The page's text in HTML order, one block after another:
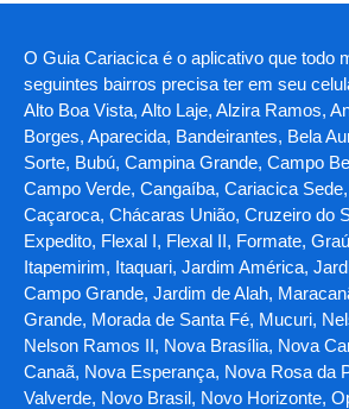
O Guia Cariacica é o aplicativo que todo
seguintes bairros precisa ter em seu
Alto Boa Vista, Alto Laje, Alzira Ramos,
Borges, Aparecida, Bandeirantes, Bela
Sorte, Bubú, Campina Grande, Campo
Campo Verde, Cangaíba, Cariacica
Caçaroca, Chácaras União, Cruzeiro do
Expedito, Flexal I, Flexal II, Formate,
Itapemirim, Itaquari, Jardim América,
Campo Grande, Jardim de Alah,
Grande, Morada de Santa Fé, Mucuri,
Nelson Ramos II, Nova Brasília, Nova
Canaã, Nova Esperança, Nova Rosa da
Valverde, Novo Brasil, Novo Horizonte,